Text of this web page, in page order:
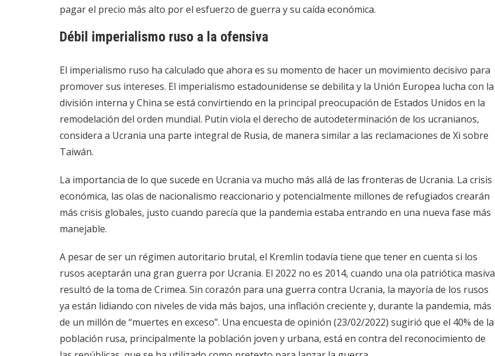
pagar el precio más alto por el esfuerzo de guerra y su caída económica.
Débil imperialismo ruso a la ofensiva
El imperialismo ruso ha calculado que ahora es su momento de hacer un movimiento decisivo para
promover sus intereses. El imperialismo estadounidense se debilita y la Unión Europea lucha con la
división interna y China se está convirtiendo en la principal preocupación de Estados Unidos en la
remodelación del orden mundial. Putin viola el derecho de autodeterminación de los ucranianos,
considera a Ucrania una parte integral de Rusia, de manera similar a las reclamaciones de Xi sobre
Taiwán.
La importancia de lo que sucede en Ucrania va mucho más allá de las fronteras de Ucrania. La crisis
económica, las olas de nacionalismo reaccionario y potencialmente millones de refugiados crearán
más crisis globales, justo cuando parecía que la pandemia estaba entrando en una nueva fase más
manejable.
A pesar de ser un régimen autoritario brutal, el Kremlin todavía tiene que tener en cuenta si los
rusos aceptarán una gran guerra por Ucrania. El 2022 no es 2014, cuando una ola patriótica masiva
resultó de la toma de Crimea. Sin corazón para una guerra contra Ucrania, la mayoría de los rusos
ya están lidiando con niveles de vida más bajos, una inflación creciente y, durante la pandemia, más
de un millón de “muertes en exceso”. Una encuesta de opinión (23/02/2022) sugirió que el 40% de la
población rusa, principalmente la población joven y urbana, está en contra del reconocimiento de